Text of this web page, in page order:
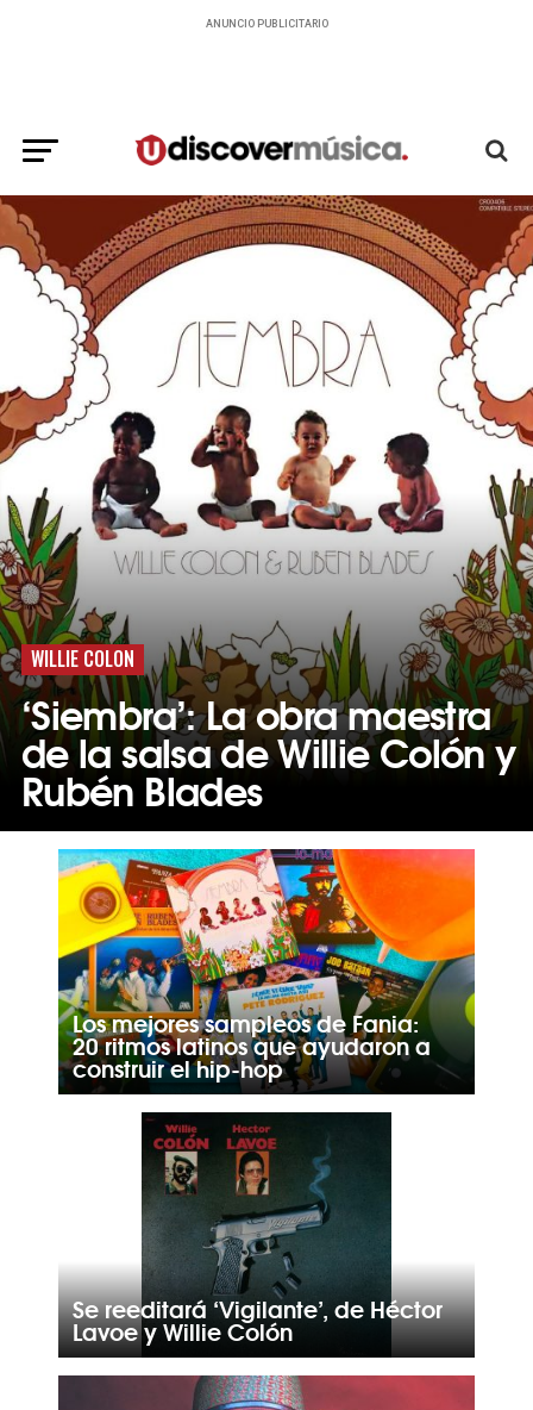
ANUNCIO PUBLICITARIO
WILLIE COLON
‘Siembra’: La obra maestra
de la salsa de Willie Colón y
Rubén Blades
Los mejores sampleos de Fania:
20 ritmos latinos que ayudaron a
construir el hip-hop
Se reeditará ‘Vigilante’, de Héctor
Lavoe y Willie Colón